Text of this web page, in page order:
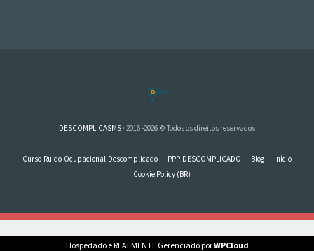
DESCOMPLICASMS · 2016 -2026 © Todos os direitos reservados
Curso-Ruido-Ocupacional-Descomplicado PPP-DESCOMPLICADO Blog
Início
Cookie Policy (BR)
Hospedado e REALMENTE Gerenciado porWPCloud